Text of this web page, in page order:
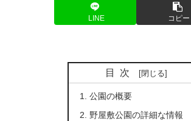
LINE コピー
目次
公園の概要
野屋敷公園の詳細な情報